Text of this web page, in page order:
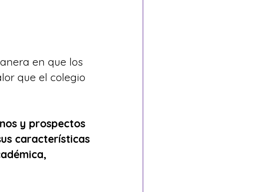
en que los
que el colegio
y prospectos
características